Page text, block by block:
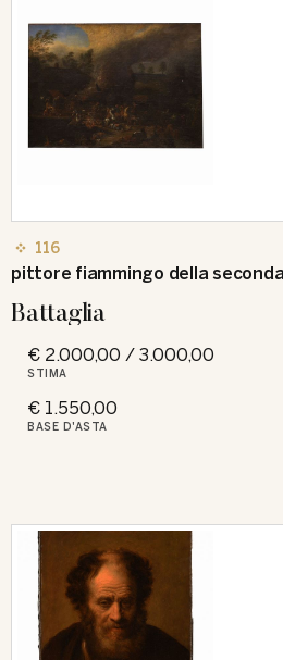
116
pittore fiammingo della
Battaglia
€ 2.000,00 / 3.000,00
STIMA
€ 1.550,00
BASE D'ASTA